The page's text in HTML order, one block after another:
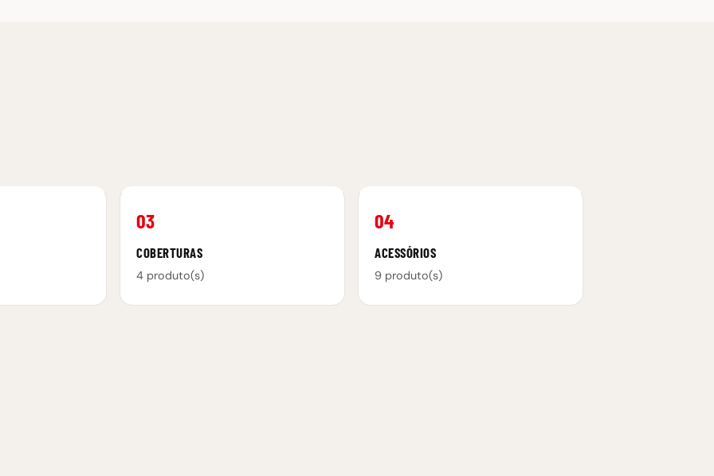
03
COBERTURAS
4 produto(s)
04
ACESSÓRIOS
9 produto(s)